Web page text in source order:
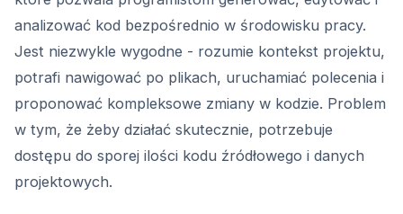
analizować kod bezpośrednio w środowisku pracy.
Jest niezwykle wygodne - rozumie kontekst projektu,
potrafi nawigować po plikach, uruchamiać polecenia i
proponować kompleksowe zmiany w kodzie. Problem
w tym, że żeby działać skutecznie, potrzebuje
dostępu do sporej ilości kodu źródłowego i danych
projektowych.